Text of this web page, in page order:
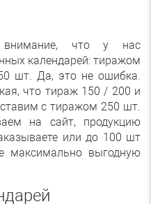
внимание, что у нас
календарей: тиражом
шт. Да, это не ошибка.
что тираж 150 / 200 и
с тиражом 250 шт.
на сайт, продукцию
или до 100 шт
максимально выгодную